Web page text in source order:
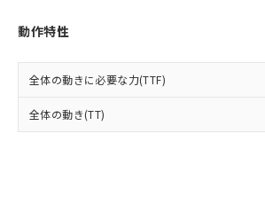
動作特性
全体の動きに必要な力(TTF)
全体の動き(TT)
引・商談に必要な範囲で利
をご了承ください。
※当社の共同利用者とは、
の共同利用に関して"
の
とができます。
51物質の非含有証明書（当社基準